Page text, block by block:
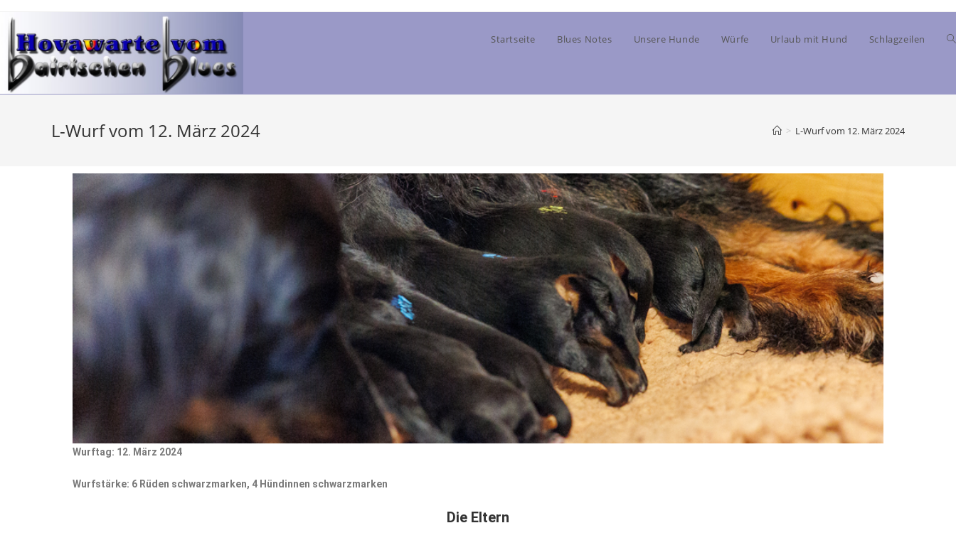
Startseite Blues Notes Unsere Hunde Würfe Urlaub mit Hund Schlagzeilen
L-Wurf vom 12. März 2024 > L-Wurf vom 12. März 2024
Wurftag: 12. März 2024
Wurfstärke: 6 Rüden schwarzmarken, 4 Hündinnen schwarzmarken
Die Eltern